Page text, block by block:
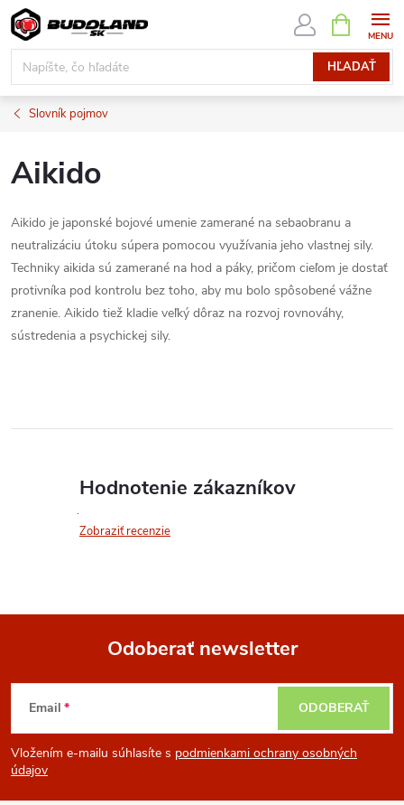
Prejsť
na
obsah
HĽADAŤ
KOŠÍK
Slovník pojmov
Aikido
Aikido je japonské bojové umenie zamerané na sebaobranu a
neutralizáciu útoku súpera pomocou využívania jeho vlastnej sily.
Techniky aikida sú zamerané na hod a páky, pričom cieľom je dostať
protivníka pod kontrolu bez toho, aby mu bolo spôsobené vážne
zranenie. Aikido tiež kladie veľký dôraz na rozvoj rovnováhy,
sústredenia a psychickej sily.
Hodnotenie zákazníkov
Zobraziť recenzie
Z
á
p
Odoberať newsletter
Email
Vložením e-mailu súhlasíte s podmienkami ochrany osobných
údajov
ODOBERAŤ